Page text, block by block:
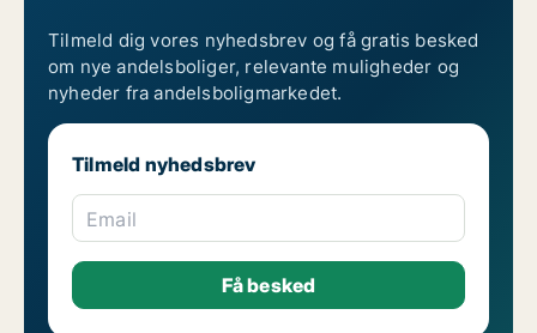
Tilmeld dig vores nyhedsbrev og få gratis besked
om nye andelsboliger, relevante muligheder og
nyheder fra andelsboligmarkedet.
Tilmeld nyhedsbrev
Email